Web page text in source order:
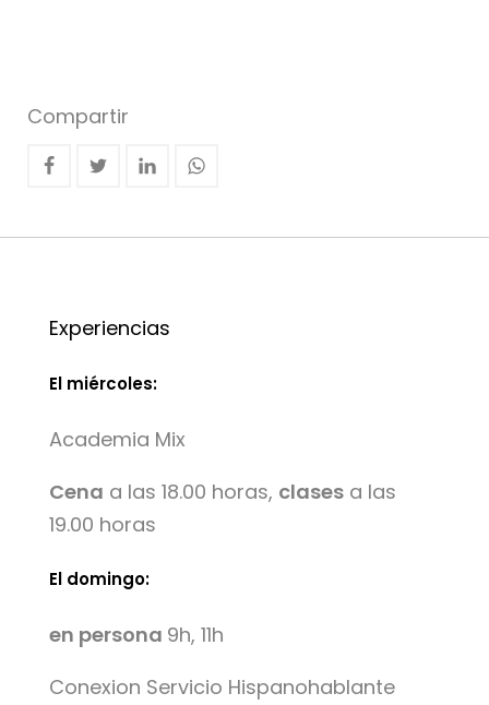
Compartir
Experiencias
El miércoles:
Academia Mix
Cena a las 18.00 horas, clasesa las
19.00 horas
El domingo:
en persona 9h, 11h
Conexion Servicio Hispanohablante